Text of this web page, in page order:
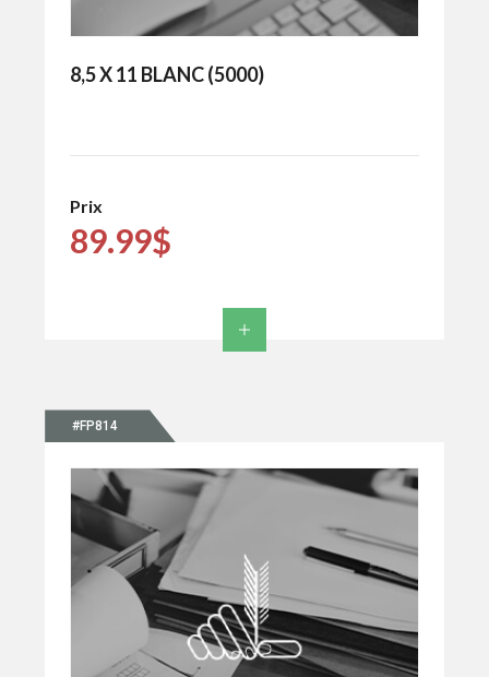
8,5 X 11 BLANC (5000)
Prix
89.99$
#FP814